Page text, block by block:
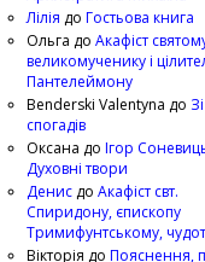
Лілія до Гостьова книга
Ольга до Акафіст
великомученику і
Пантелеймону
Benderski Valentyna до Зі
спогадів
Оксана до Ігор
Духовні твори
Денис до Акафіст свт.
Спиридону, єпископу
Тримифунтському,
Вікторія до Пояснення,